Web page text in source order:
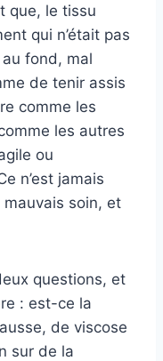
que, le tissu
qui n’était pas
fond, mal
de tenir assis
comme les
les autres
ou
n’est jamais
mauvais soin, et
questions, et
: est-ce la
de viscose
sur de la